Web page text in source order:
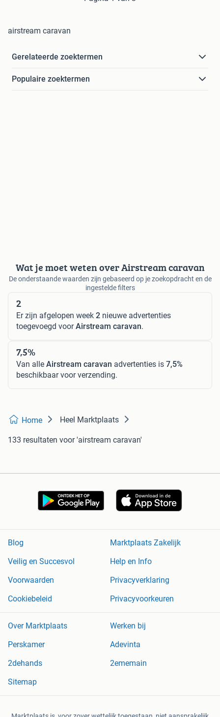
airstream caravan
Gerelateerde zoektermen
Populaire zoektermen
Wat je moet weten over Airstream caravan
De onderstaande waarden zijn gebaseerd op je zoekopdracht en de
ingestelde filters
2
Er zijn afgelopen week 2 nieuwe advertenties
toegevoegd voorAirstream caravan.
7,5%
Van alle Airstream caravan advertenties is 7,5%
beschikbaar voor verzending.
Home Heel Marktplaats
133 resultaten voor 'airstream caravan'
Blog
Marktplaats Zakelijk
Veilig en Succesvol
Help en Info
Voorwaarden
Privacyverklaring
Cookiebeleid
Privacyvoorkeuren
Over Marktplaats
Werken bij
Perskamer
Adevinta
2dehands
2ememain
Sitemap